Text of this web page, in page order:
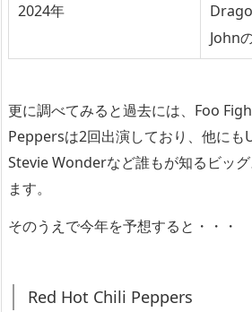
2024年
John
更に調べてみると過去には、Foo
Peppersは2回出演しており、他にも
Stevie Wonderなど誰もが知るビッ
ます。
そのうえで今年を予想すると・・・
Red Hot Chili Peppers